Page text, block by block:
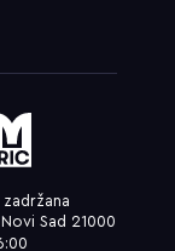
Sad 21000